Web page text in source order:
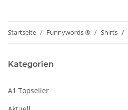
Startseite Funnywords ® Shirts
Kategorien
A1 Topseller